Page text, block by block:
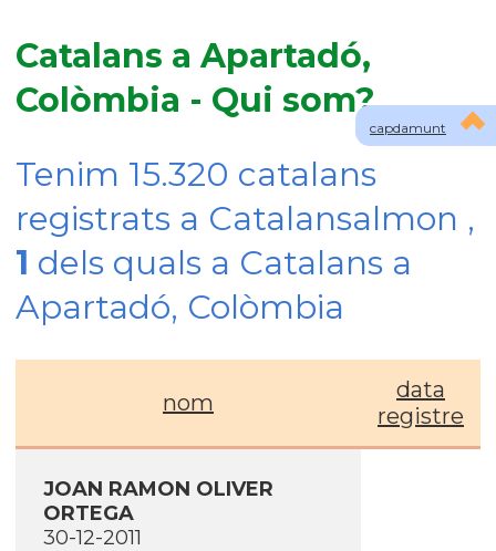
capdamunt
Catalans a Apartadó,
Colòmbia - Qui som?
Tenim 15.320 catalans
registrats a Catalansalmon ,
1 dels quals a Catalans a
Apartadó, Colòmbia
nom
data
registre
JOAN RAMON OLIVER
ORTEGA
30-12-2011